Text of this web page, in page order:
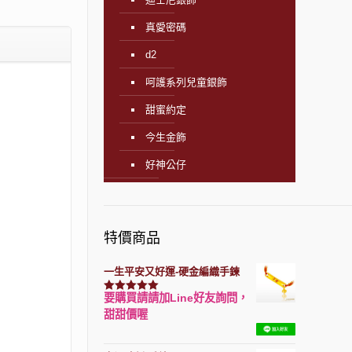
真愛密碼
d2
呵護系列兒童銀飾
甜蜜約定
今生金飾
好神公仔
特價商品
一生平安又好運-硬金編織手鍊
評分7740滿分 5
要購買請請加Line好友詢問，
甜甜價喔